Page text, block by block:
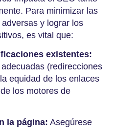
Para minimizar las
y lograr los
es vital que:
existentes:
(redirecciones
equidad de los enlaces
los motores de
la página: Asegúrese